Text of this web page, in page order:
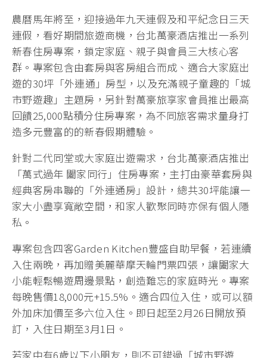
農曆馬年將至，迎接過年九天連假及和平紀念日三天
連假，看好期間旅遊商機，台北萬豪酒店推出一系列
新春住房專案，鎖定家庭、親子與會員三大核心客
群。專案包含由套房與客房組合而成、適合大家庭出
遊的30坪「外連通」房型，以及充滿親子童趣的「城
市野遊趣」主題房，另針對萬豪旅享家會員推出最高
回饋25,000點積分住房專案，為不同旅客需求量身打
造多元豐富的的新春假期體驗。
針對二代同堂或大家庭出遊需求，台北萬豪酒店推出
「萬式過年 闔家同行」住房專案，主打由豪華套房與
經典客房串聯的「外連通房」設計，總共30坪能讓一
家大小盡享寬敞空間，和家人歡聚同時亦保有個人隱
私。
專案包含四客Garden Kitchen豐盛自助早餐，若連續
入住兩晚，再加贈美麗華摩天輪門票四張，讓闔家大
小能輕鬆暢遊周邊景點，創造難忘的家庭時光。專案
每晚售價18,000元+15.5%。適合四位入住，或可以額
外加床加價至多六位入住。即日起至2月26日開放預
訂，入住日期至3月1日。
若家中有6歲以下小朋友，則不可錯過「城市野遊